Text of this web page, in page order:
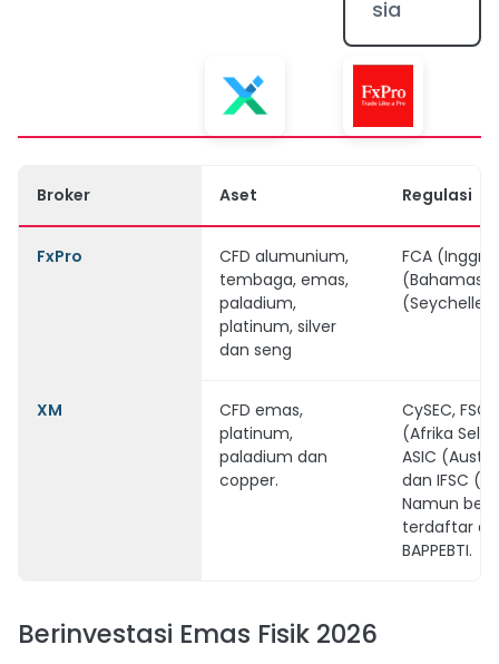
sia
Broker Aset Regulasi
FxPro
CFD alumunium,
tembaga, emas,
paladium,
platinum, silver
dan seng
FCA
(Bahamas),
(Seychelles)
XM
CFD emas,
platinum,
paladium dan
copper.
CySEC, FSCA
(Afrika
ASIC
dan IFSC
Namun
terdaftar di
BAPPEBTI.
Berinvestasi Emas Fisik 2026